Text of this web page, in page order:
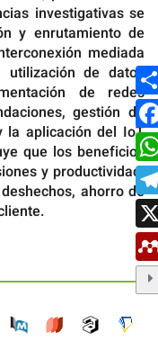
investigativas se
y enrutamiento de
mediada
utilización de datos
de redes
gestión de
la aplicación del IoT
que los beneficios
y productividad,
ahorro de